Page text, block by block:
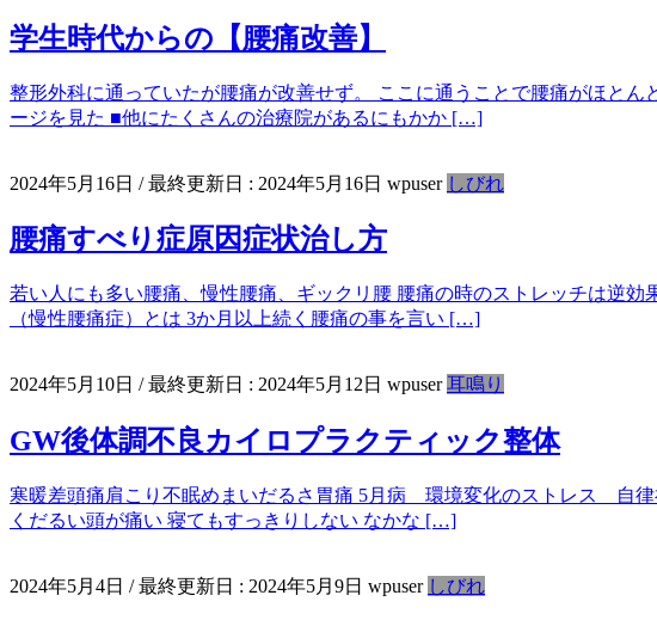
学生時代からの【腰痛改善】
整形外科に通っていたが腰痛が改善せず。 ここに通うことで腰痛がほと
ージを見た ■他にたくさんの治療院があるにもかか […]
2024年5月16日 / 最終更新日 : 2024年5月16日 wpuser しびれ
腰痛すべり症原因症状治し方
若い人にも多い腰痛、慢性腰痛、ギックリ腰 腰痛の時のストレッチは逆
（慢性腰痛症）とは 3か月以上続く腰痛の事を言い […]
2024年5月10日 / 最終更新日 : 2024年5月12日 wpuser 耳鳴り
GW後体調不良カイロプラクティック整体
寒暖差頭痛肩こり不眠めまいだるさ胃痛 5月病 環境変化のストレス 自
くだるい頭が痛い 寝てもすっきりしない なかな […]
2024年5月4日 / 最終更新日 : 2024年5月9日 wpuser しびれ